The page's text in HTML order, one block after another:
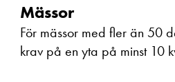
Mässor
För mässor med fler än 50
krav på en yta på minst 10